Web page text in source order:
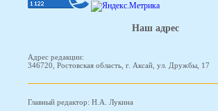
Наш адрес
Адрес редакции:
346720, Ростовская область, г. Аксай, ул. Дружбы, 17
Главный редактор: Н.А. Лукина